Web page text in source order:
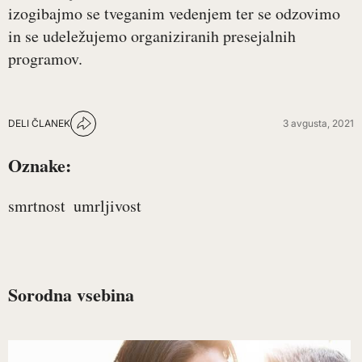
izogibajmo se tveganim vedenjem ter se odzovimo
in se udeležujemo organiziranih presejalnih
programov.
DELI ČLANEK 3 avgusta, 2021
Oznake:
smrtnost umrljivost
Sorodna vsebina